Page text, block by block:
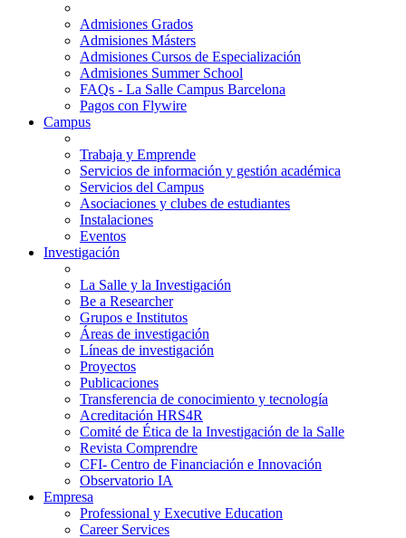
Admisiones Grados
Admisiones Másters
Admisiones Cursos de Especialización
Admisiones Summer School
FAQs - La Salle Campus Barcelona
Pagos con Flywire
Campus
Trabaja y Emprende
Servicios de información y gestión académica
Servicios del Campus
Asociaciones y clubes de estudiantes
Instalaciones
Eventos
Investigación
La Salle y la Investigación
Be a Researcher
Grupos e Institutos
Áreas de investigación
Líneas de investigación
Proyectos
Publicaciones
Transferencia de conocimiento y tecnología
Acreditación HRS4R
Comité de Ética de la Investigación de la Salle
Revista Comprendre
CFI- Centro de Financiación e Innovación
Observatorio IA
Empresa
Professional y Executive Education
Career Services